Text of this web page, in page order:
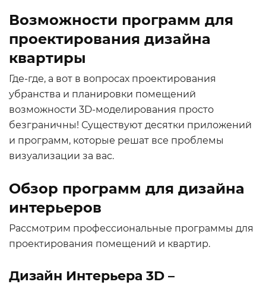
Возможности программ для
проектирования дизайна
квартиры
Где-где, а вот в вопросах проектирования
убранства и планировки помещений
возможности 3D-моделирования просто
безграничны! Существуют десятки приложений
и программ, которые решат все проблемы
визуализации за вас.
Обзор программ для дизайна
интерьеров
Рассмотрим профессиональные программы для
проектирования помещений и квартир.
Дизайн Интерьера 3D –